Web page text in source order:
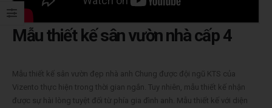
Mẫu thiết kế sân vườn nhà cấp 4
Mẫu thiết kế sân vườn đẹp nhà anh Chung được đội ngũ KTS của
Vizento thực hiện trong thời gian ngắn. Tuy nhiên, mẫu thiết kế nhận
được sự hài lòng tuyệt đối từ phía gia đình anh. Mẫu thiết kế với diện